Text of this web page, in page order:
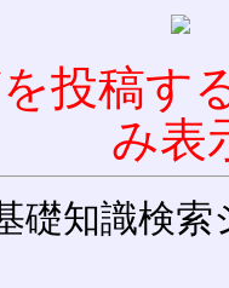
投稿す
み表
礎知識検索